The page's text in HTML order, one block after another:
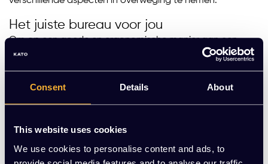
Consent Details About
This website uses cookies
We use cookies to personalise content and ads, to
Het juiste bureau voor jou
Om op een goede en ergonomische manier aan een
bureau te kunnen werken, is het belangrijk dat het bureau
de juiste bureau hoogte heeft voor jou.De juiste
werkhoudingis van groot belang. De hoogte van het
75 cm, wat geschikt is voor een lichaamslengte van
minstens 120 cm breed en 80 cm diep zijn, zodat je je